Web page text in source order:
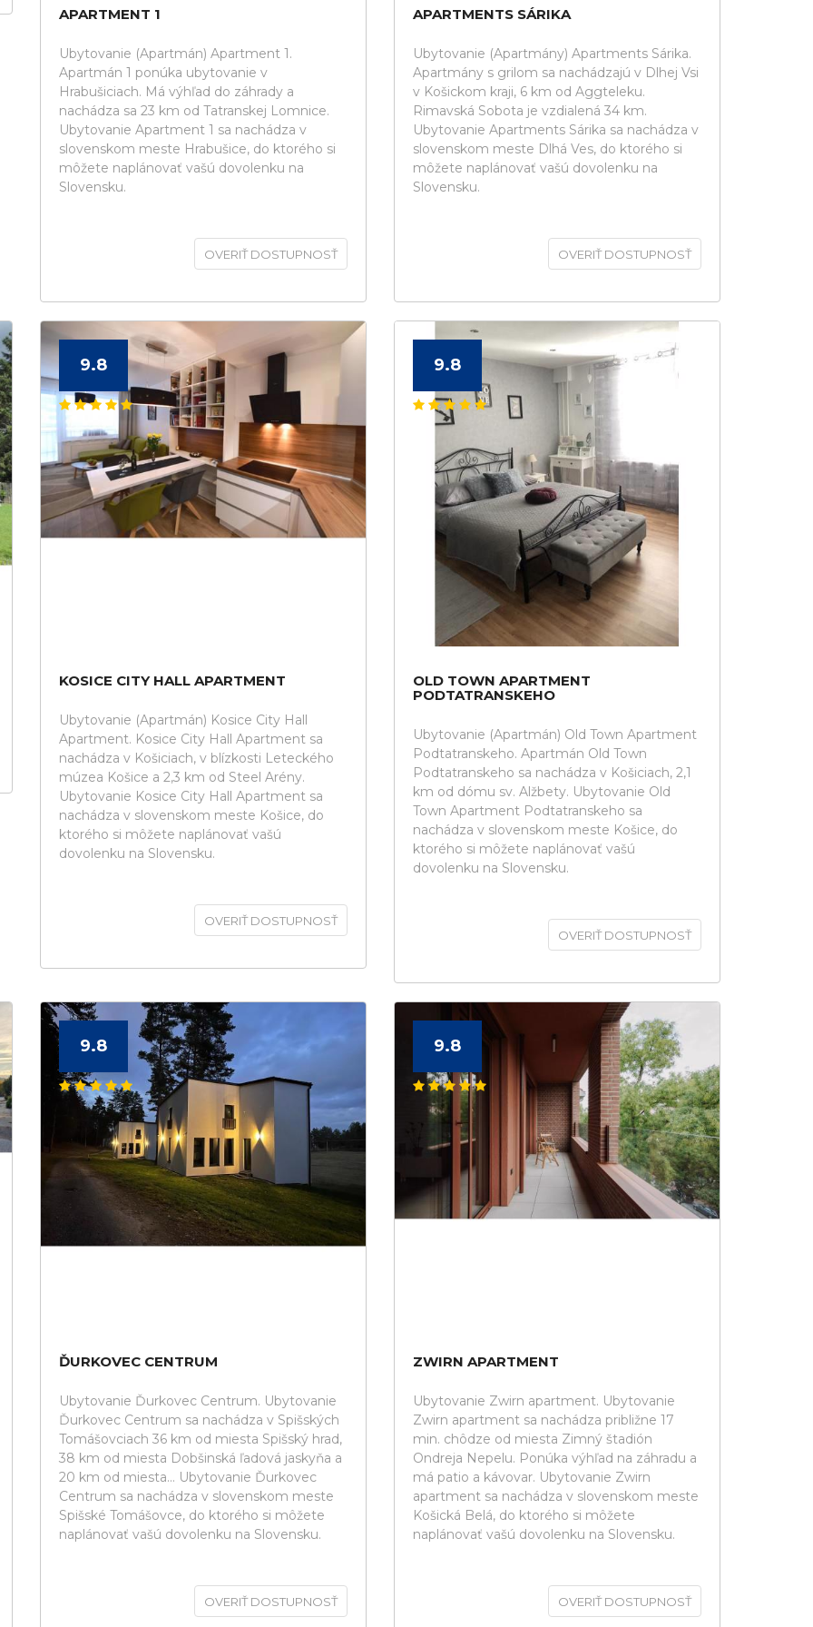
APARTMENT 1
Ubytovanie (Apartmán) Apartment 1.
Apartmán 1 ponúka ubytovanie v
Hrabušiciach. Má výhľad do záhrady a
nachádza sa 23 km od Tatranskej Lomnice.
Ubytovanie Apartment 1 sa nachádza v
slovenskom meste Hrabušice, do ktorého si
môžete naplánovať vašú dovolenku na
Slovensku.
OVERIŤ DOSTUPNOSŤ
APARTMENTS SÁRIKA
Ubytovanie (Apartmány) Apartments Sárika.
Apartmány s grilom sa nachádzajú v Dlhej Vsi
v Košickom kraji, 6 km od Aggteleku.
Rimavská Sobota je vzdialená 34 km.
Ubytovanie Apartments Sárika sa nachádza v
slovenskom meste Dlhá Ves, do ktorého si
môžete naplánovať vašú dovolenku na
Slovensku.
OVERIŤ DOSTUPNOSŤ
9.8
KOSICE CITY HALL APARTMENT
Ubytovanie (Apartmán) Kosice City Hall
Apartment. Kosice City Hall Apartment sa
nachádza v Košiciach, v blízkosti Leteckého
múzea Košice a 2,3 km od Steel Arény.
Ubytovanie Kosice City Hall Apartment sa
nachádza v slovenskom meste Košice, do
ktorého si môžete naplánovať vašú
dovolenku na Slovensku.
OVERIŤ DOSTUPNOSŤ
9.8
OLD TOWN APARTMENT
PODTATRANSKEHO
Ubytovanie (Apartmán) Old Town Apartment
Podtatranskeho. Apartmán Old Town
Podtatranskeho sa nachádza v Košiciach, 2,1
km od dómu sv. Alžbety. Ubytovanie Old
Town Apartment Podtatranskeho sa
nachádza v slovenskom meste Košice, do
ktorého si môžete naplánovať vašú
dovolenku na Slovensku.
OVERIŤ DOSTUPNOSŤ
9.8
ĎURKOVEC CENTRUM
Ubytovanie Ďurkovec Centrum. Ubytovanie
Ďurkovec Centrum sa nachádza v Spišských
Tomášovciach 36 km od miesta Spišský hrad,
38 km od miesta Dobšinská ľadová jaskyňa a
20 km od miesta... Ubytovanie Ďurkovec
Centrum sa nachádza v slovenskom meste
Spišské Tomášovce, do ktorého si môžete
naplánovať vašú dovolenku na Slovensku.
OVERIŤ DOSTUPNOSŤ
9.8
ZWIRN APARTMENT
Ubytovanie Zwirn apartment. Ubytovanie
Zwirn apartment sa nachádza približne 17
min. chôdze od miesta Zimný štadión
Ondreja Nepelu. Ponúka výhľad na záhradu a
má patio a kávovar. Ubytovanie Zwirn
apartment sa nachádza v slovenskom meste
Košická Belá, do ktorého si môžete
naplánovať vašú dovolenku na Slovensku.
OVERIŤ DOSTUPNOSŤ